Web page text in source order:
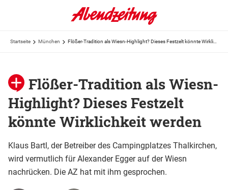
Startseite München
Flößer-Tradition als Wiesn-
Highlight? Dieses Festzelt
könnte Wirklichkeit werden
Klaus Bartl, der Betreiber des Campingplatzes Thalkirchen,
wird vermutlich für Alexander Egger auf der Wiesn
nachrücken. Die AZ hat mit ihm gesprochen.